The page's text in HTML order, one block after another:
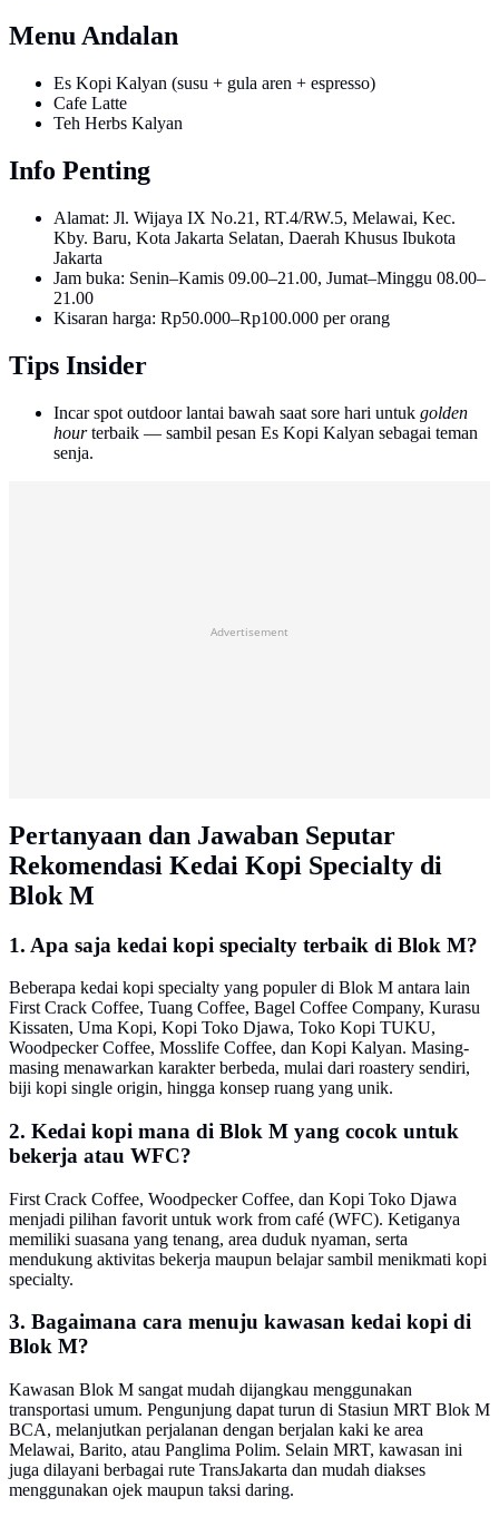
Menu Andalan
Es Kopi Kalyan (susu + gula aren + espresso)
Cafe Latte
Teh Herbs Kalyan
Info Penting
Alamat: Jl. Wijaya IX No.21, RT.4/RW.5, Melawai, Kec.
Kby. Baru, Kota Jakarta Selatan, Daerah Khusus Ibukota
Jakarta
Jam buka: Senin–Kamis 09.00–21.00, Jumat–Minggu 08.00–
21.00
Kisaran harga: Rp50.000–Rp100.000 per orang
Tips Insider
Incar spot outdoor lantai bawah saat sore hari untuk golden
hourterbaik — sambil pesan Es Kopi Kalyan sebagai teman
senja.
Advertisement
Pertanyaan dan Jawaban Seputar
Rekomendasi Kedai Kopi Specialty di
Blok M
1. Apa saja kedai kopi specialty terbaik di Blok M?
Beberapa kedai kopi specialty yang populer di Blok M antara lain
First Crack Coffee, Tuang Coffee, Bagel Coffee Company, Kurasu
Kissaten, Uma Kopi, Kopi Toko Djawa, Toko Kopi TUKU,
Woodpecker Coffee, Mosslife Coffee, dan Kopi Kalyan. Masing-
masing menawarkan karakter berbeda, mulai dari roastery sendiri,
biji kopi single origin, hingga konsep ruang yang unik.
2. Kedai kopi mana di Blok M yang cocok untuk
bekerja atau WFC?
First Crack Coffee, Woodpecker Coffee, dan Kopi Toko Djawa
menjadi pilihan favorit untuk work from café (WFC). Ketiganya
memiliki suasana yang tenang, area duduk nyaman, serta
mendukung aktivitas bekerja maupun belajar sambil menikmati kopi
specialty.
3. Bagaimana cara menuju kawasan kedai kopi di
Blok M?
Kawasan Blok M sangat mudah dijangkau menggunakan
transportasi umum. Pengunjung dapat turun di Stasiun MRT Blok M
BCA, melanjutkan perjalanan dengan berjalan kaki ke area
Melawai, Barito, atau Panglima Polim. Selain MRT, kawasan ini
juga dilayani berbagai rute TransJakarta dan mudah diakses
menggunakan ojek maupun taksi daring.